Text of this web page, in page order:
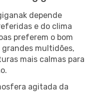
depende
e do clima
preferem o bom
multidões,
mais calmas para
agitada da